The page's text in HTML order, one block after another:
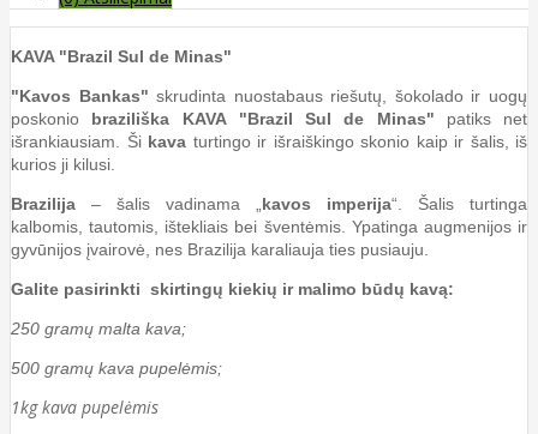
KAVA "Brazil Sul de Minas"
"Kavos Bankas" skrudinta nuostabaus riešutų, šokolado ir uogų
poskonio braziliška KAVA "Brazil Sul de Minas" patiks net
išrankiausiam. Ši kava turtingo ir išraiškingo skonio kaip ir šalis, iš
kurios ji kilusi.
Brazilija – šalis vadinama „ kavos imperija“. Šalis turtinga
kalbomis, tautomis, ištekliais bei šventėmis. Ypatinga augmenijos ir
gyvūnijos įvairovė, nes Brazilija karaliauja ties pusiauju.
Galite pasirinkti skirtingų kiekių ir malimo būdų kavą:
250 gramų malta kava;
500 gramų kava pupelėmis;
1kg kava pupelėmis